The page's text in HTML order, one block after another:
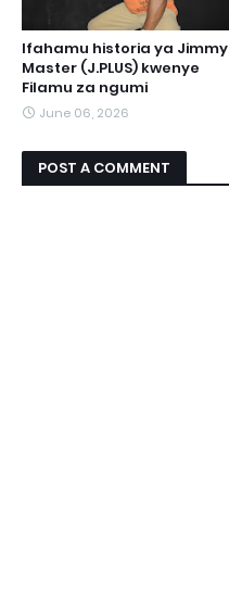
Ifahamu historia ya Jimmy
Master (J.PLUS) kwenye
Filamu za ngumi
June 06, 2026
POST A COMMENT